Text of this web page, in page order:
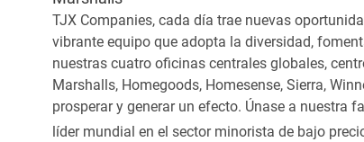
TJX Companies, cada día trae nuevas
vibrante equipo que adopta la diversidad,
nuestras cuatro oficinas centrales globales,
Marshalls, Homegoods, Homesense, Sierra,
prosperar y generar un efecto. Únase a nuestra
líder mundial en el sector minorista de bajo